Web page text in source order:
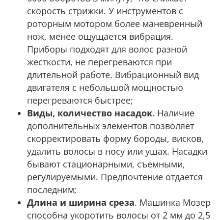
скорость стрижки. У инструментов с
роторным мотором более маневренный
нож, менее ощущается вибрация.
Приборы подходят для волос разной
жесткости, не перегреваются при
длительной работе. Вибрационный вид
двигателя с небольшой мощностью
перегреваются быстрее;
Виды, количество насадок. Наличие
дополнительных элементов позволяет
скорректировать форму бороды, висков,
удалить волосы в носу или ушах. Насадки
бывают стационарными, съемными,
регулируемыми. Предпочтение отдается
последним;
Длина и ширина среза. Машинка Мозер
способна укоротить волосы от 2 мм до 2,5